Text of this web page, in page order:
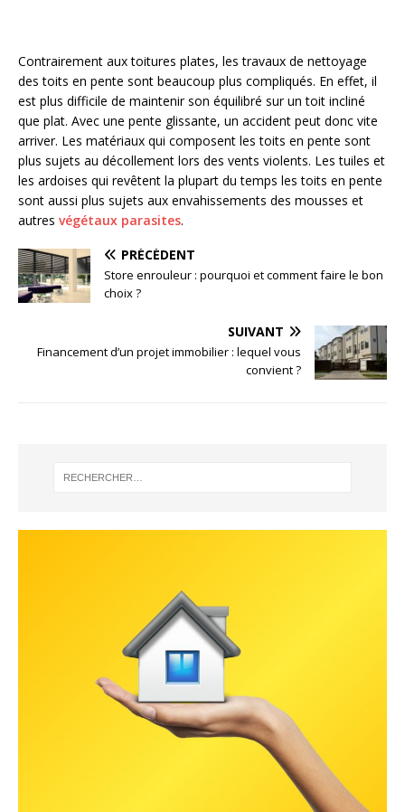
Contrairement aux toitures plates, les travaux de nettoyage
des toits en pente sont beaucoup plus compliqués. En effet, il
est plus difficile de maintenir son équilibré sur un toit incliné
que plat. Avec une pente glissante, un accident peut donc vite
arriver. Les matériaux qui composent les toits en pente sont
plus sujets au décollement lors des vents violents. Les tuiles et
les ardoises qui revêtent la plupart du temps les toits en pente
sont aussi plus sujets aux envahissements des mousses et
autres végétaux parasites.
PRÉCÉDENT
Store enrouleur : pourquoi et comment faire le bon
choix ?
SUIVANT
Financement d’un projet immobilier : lequel vous
convient ?